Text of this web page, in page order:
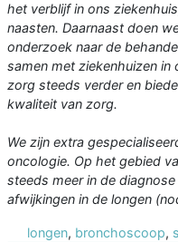
het verblijf in ons
naasten. Daarnaast doen
onderzoek naar de
samen met ziekenhuizen in
zorg steeds verder en
kwaliteit van zorg.
We zijn extra
oncologie. Op het gebied
steeds meer in de
afwijkingen in de longen
longen, bronchoscoop,